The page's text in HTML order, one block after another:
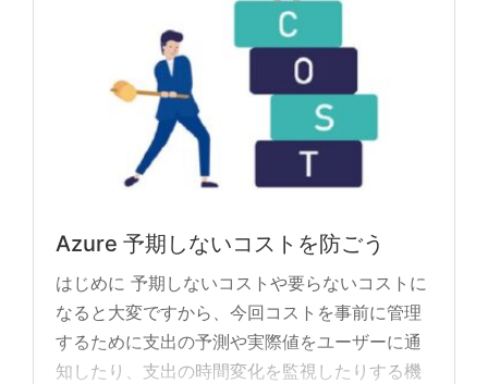
Azure 予期しないコストを防ごう
はじめに 予期しないコストや要らないコストに
なると大変ですから、今回コストを事前に管理
するために支出の予測や実際値をユーザーに通
知したり、支出の時間変化を監視したりする機